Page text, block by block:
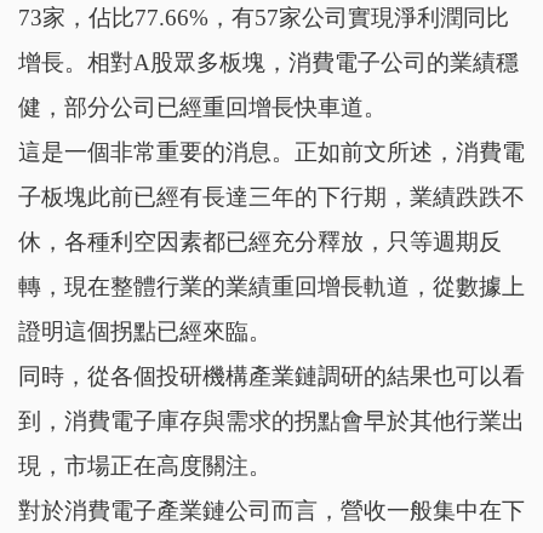
73家，佔比77.66%，有57家公司實現淨利潤同比
增長。相對A股眾多板塊，消費電子公司的業績穩
健，部分公司已經重回增長快車道。
這是一個非常重要的消息。正如前文所述，消費電
子板塊此前已經有長達三年的下行期，業績跌跌不
休，各種利空因素都已經充分釋放，只等週期反
轉，現在整體行業的業績重回增長軌道，從數據上
證明這個拐點已經來臨。
同時，從各個投研機構產業鏈調研的結果也可以看
到，消費電子庫存與需求的拐點會早於其他行業出
現，市場正在高度關注。
對於消費電子產業鏈公司而言，營收一般集中在下